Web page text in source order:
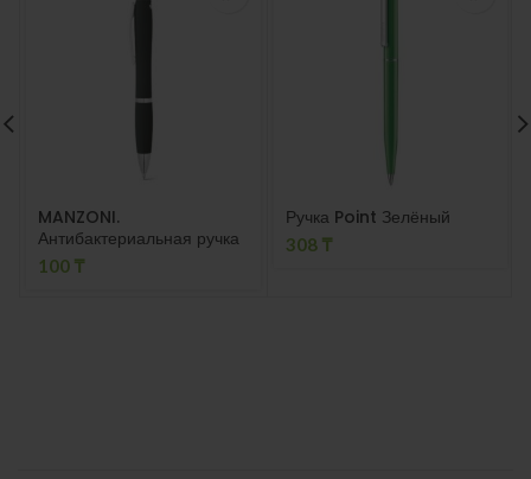
MANZONI.
Антибактериальная ручка
Чёрный
100 ₸
Ручка Point Зелёный
308 ₸